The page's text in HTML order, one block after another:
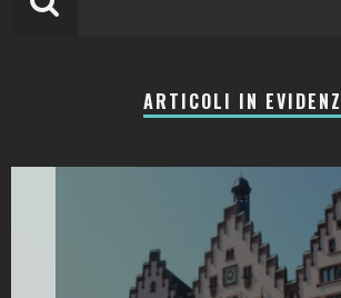
ARTICOLI IN